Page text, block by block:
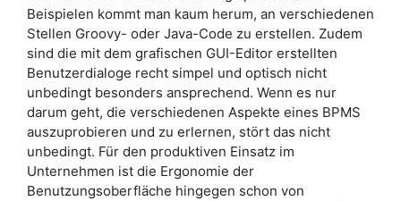
Beispielen kommt man kaum herum, an verschiedenen
Stellen Groovy- oder Java-Code zu erstellen. Zudem
sind die mit dem grafischen GUI-Editor erstellten
Benutzerdialoge recht simpel und optisch nicht
unbedingt besonders ansprechend. Wenn es nur
darum geht, die verschiedenen Aspekte eines BPMS
auszuprobieren und zu erlernen, stört das nicht
unbedingt. Für den produktiven Einsatz im
Unternehmen ist die Ergonomie der
Benutzungsoberfläche hingegen schon von